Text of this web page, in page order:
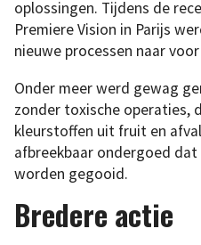
oplossingen. Tijdens de
Premiere Vision in Parijs
nieuwe processen naar
Onder meer werd gewag
zonder toxische operaties,
kleurstoffen uit fruit en
afbreekbaar ondergoed
worden gegooid.
Bredere actie